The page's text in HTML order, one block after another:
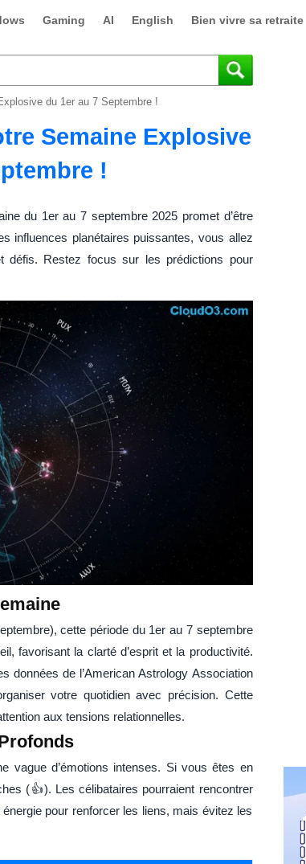
Gaming AI English Bien vivre sa retraite
du 1er au 7 Septembre !
Semaine Explosive
!
du 1er au 7 septembre 2025 promet d’être
influences planétaires puissantes, vous allez
défis. Restez focus sur les prédictions pour
cette période du 1er au 7 septembre
favorisant la clarté d’esprit et la productivité.
données de l’American Astrology Association
votre quotidien avec précision. Cette
aux tensions relationnelles.
vague d’émotions intenses. Si vous êtes en
(👍). Les célibataires pourraient rencontrer
pour renforcer les liens, mais évitez les